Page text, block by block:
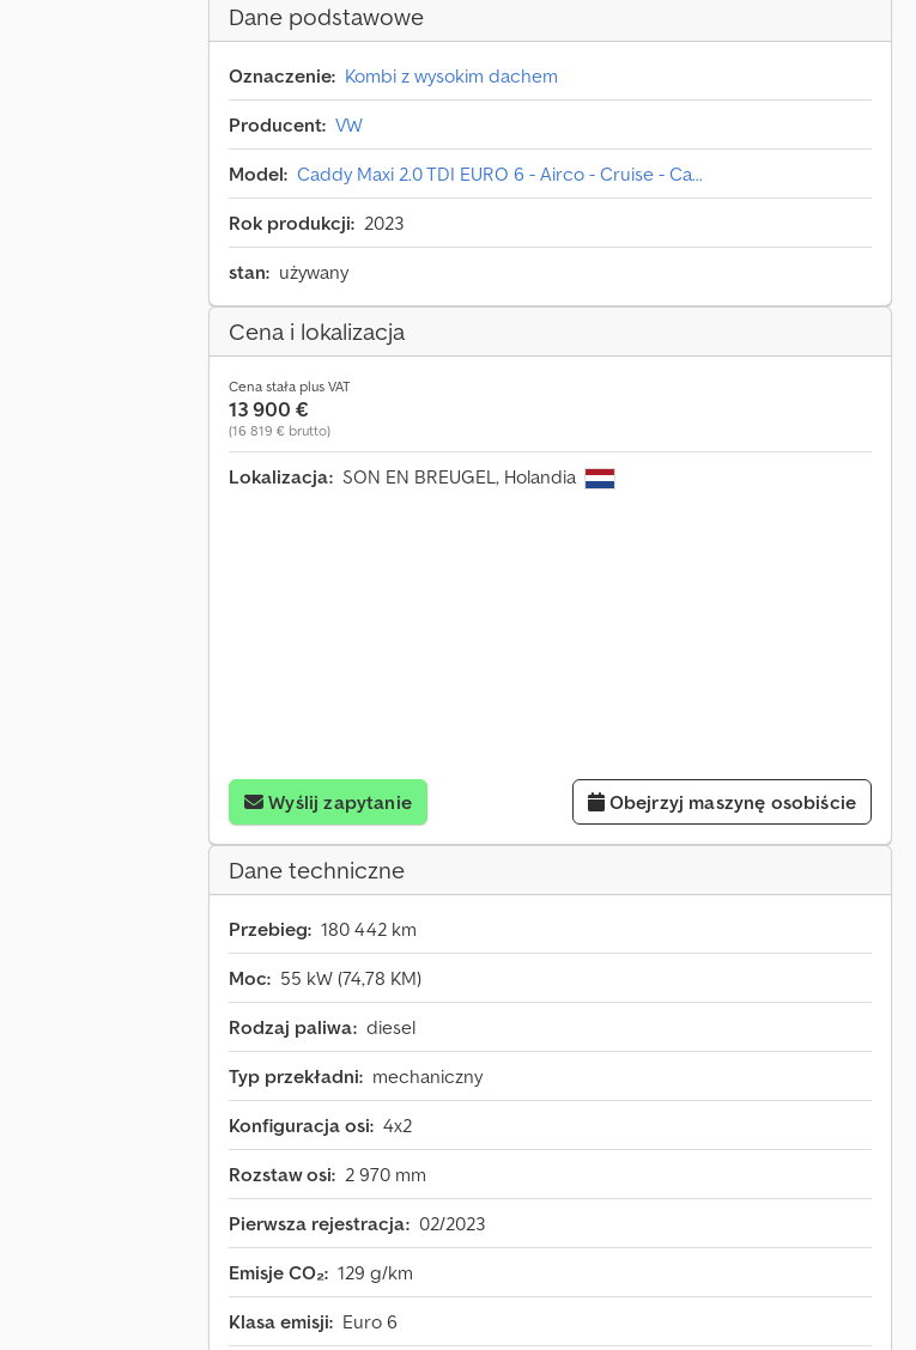
Dane podstawowe
Oznaczenie: Kombi z wysokim dachem
Producent: VW
Model: Caddy Maxi 2.0 TDI EURO 6 - Airco - Cruise - Ca...
Rok produkcji: 2023
stan: używany
Cena i lokalizacja
Cena stała plus VAT
13 900 €
(16 819 € brutto)
Lokalizacja: SON EN BREUGEL, Holandia
Wyślij zapytanie Obejrzyj maszynę osobiście
Dane techniczne
Przebieg: 180 442 km
Moc: 55 kW (74,78 KM)
Rodzaj paliwa: diesel
Typ przekładni: mechaniczny
Konfiguracja osi: 4x2
Rozstaw osi: 2 970 mm
Pierwsza rejestracja: 02/2023
Emisje CO₂: 129 g/km
Klasa emisji: Euro 6